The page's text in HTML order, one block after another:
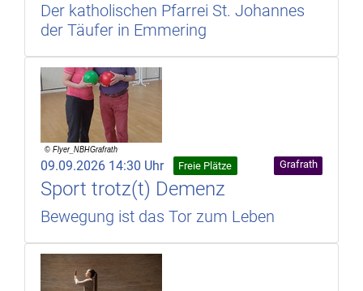
Der katholischen Pfarrei St. Johannes
der Täufer in Emmering
09.09.2026 14:30 Uhr Freie Plätze Grafrath
Sport trotz(t) Demenz
Bewegung ist das Tor zum Leben